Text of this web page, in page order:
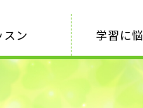
スン 学習に悩